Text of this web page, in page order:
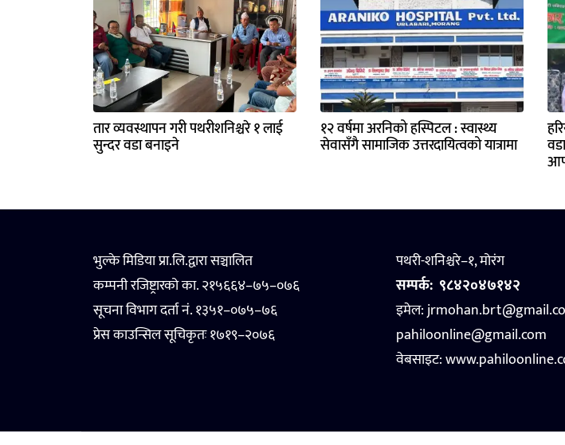
तार व्यवस्थापन गरी पथरीशनिश्चरे १ लाई
सुन्दर वडा बनाइने
१२ वर्षमा अरनिको हस्पिटल : स्वास्थ्य
सेवासँगै सामाजिक उत्तरदायित्वको यात्रामा
भुल्के मिडिया प्रा.लि.द्वारा सञ्चालित
कम्पनी रजिष्ट्रारको का. २१५६६४–७५–०७६
सूचना विभाग दर्ता नं. १३५१–०७५–७६
प्रेस काउन्सिल सूचिकृतः १७१९–२०७६
पथरी-शनिश्चरे–१, मोरंग
सम्पर्क: ९८४२०४७१४२
इमेल:
pahiloonline@gmail.com
वेबसाइट: